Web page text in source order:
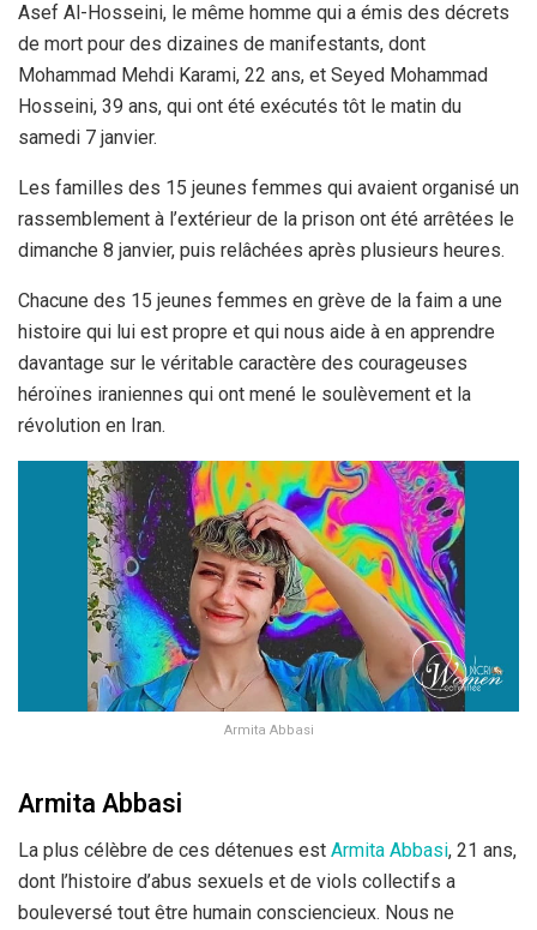
Asef Al-Hosseini, le même homme qui a émis des décrets
de mort pour des dizaines de manifestants, dont
Mohammad Mehdi Karami, 22 ans, et Seyed Mohammad
Hosseini, 39 ans, qui ont été exécutés tôt le matin du
samedi 7 janvier.
Les familles des 15 jeunes femmes qui avaient organisé un
rassemblement à l’extérieur de la prison ont été arrêtées le
dimanche 8 janvier, puis relâchées après plusieurs heures.
Chacune des 15 jeunes femmes en grève de la faim a une
histoire qui lui est propre et qui nous aide à en apprendre
davantage sur le véritable caractère des courageuses
héroïnes iraniennes qui ont mené le soulèvement et la
révolution en Iran.
Armita Abbasi
Armita Abbasi
La plus célèbre de ces détenues est Armita Abbasi, 21 ans,
dont l’histoire d’abus sexuels et de viols collectifs a
bouleversé tout être humain consciencieux. Nous ne